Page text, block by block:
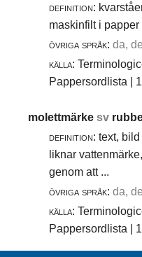
definition:
maskinfilt i
övriga språk: da,
källa:
Pappersordlista |
molettmärkesv
definition: text,
liknar
genom att ...
övriga språk: da,
källa:
Pappersordlista |